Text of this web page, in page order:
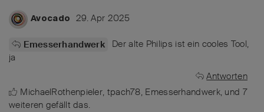
Avocado 29. Apr 2025
Emesserhandwerk
Der alte Philips ist ein cooles Tool,
ja
Antworten
MichaelRothenpieler, tpach78, Emesserhandwerk, und 7
weiteren gefällt das.